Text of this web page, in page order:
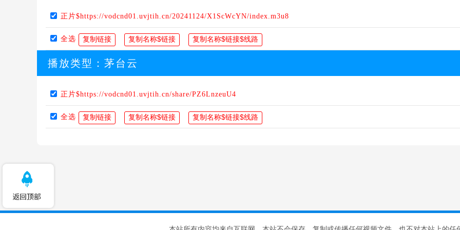
正片$https://vodcnd01.uvjtih.cn/20241124/X1ScWcYN/index.m3u8
全选
播放类型： 茅台云
正片$https://vodcnd01.uvjtih.cn/share/PZ6LnzeuU4
全选